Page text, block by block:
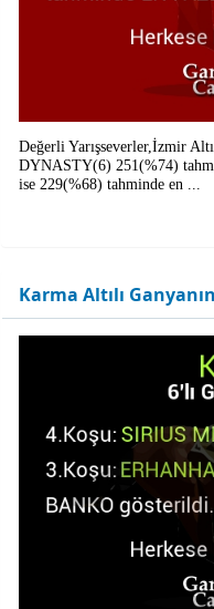
Değerli Yarışseverler,İzmir
DYNASTY(6) 251(%74)
ise 229(%68) tahminde en ...
Karma Altılı